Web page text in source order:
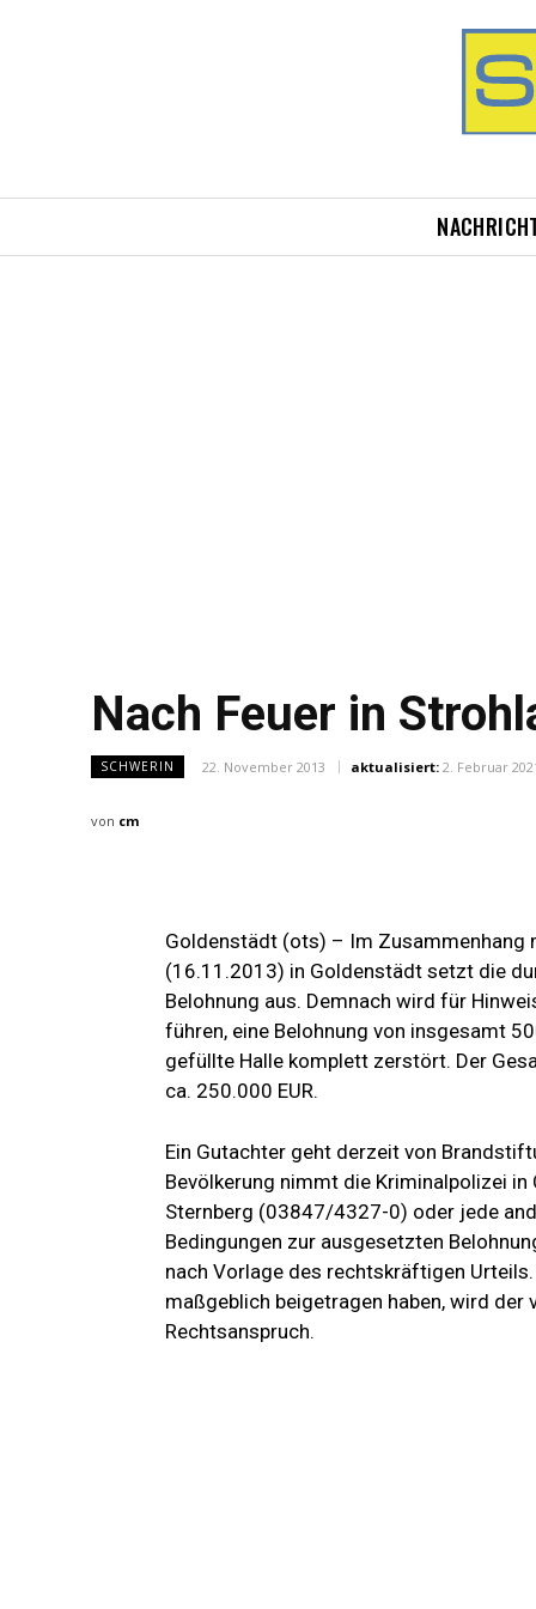
Nach Feuer in
SCHWERIN 22. November 2013 aktualisiert: 2. Februar
von cm
Goldenstädt (ots) – Im Zusammenhang
(16.11.2013) in Goldenstädt setzt die
Belohnung aus. Demnach wird für
führen, eine Belohnung von insgesamt
gefüllte Halle komplett zerstört. Der
ca. 250.000 EUR.
Ein Gutachter geht derzeit von
Bevölkerung nimmt die Kriminalpolizei
Sternberg (03847/4327-0) oder jede
Bedingungen zur ausgesetzten
nach Vorlage des rechtskräftigen
maßgeblich beigetragen haben, wird
Rechtsanspruch.